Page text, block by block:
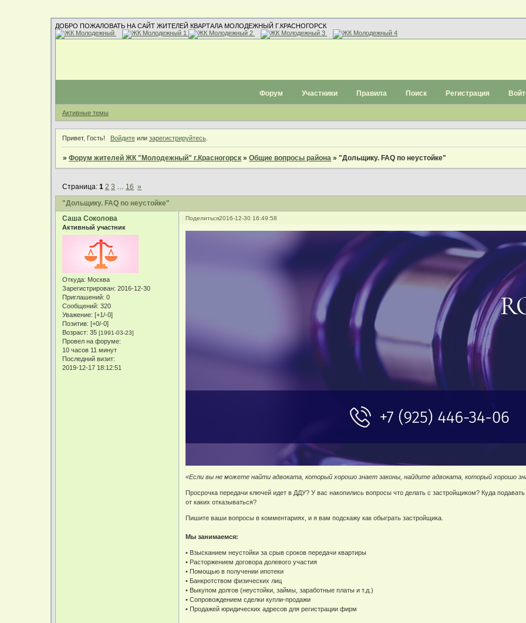
ДОБРО ПОЖАЛОВАТЬ НА САЙТ ЖИТЕЛЕЙ КВАРТАЛА МОЛОДЕЖНЫЙ Г.КРАСНОГОРСК
Форум Участники Правила Поиск Регистрация
Активные темы
Привет, Гость! Войдитеили зарегистрируйтесь.
»Форум жителей ЖК "Молодежный" г.Красногорск »Общие вопросы района »"Дольщику. FAQ по неустойке"
"Дольщику. FAQ по неустойке"
Страница:1 2 3 16 »
Поделиться2016-12-30 16:49:58
Саша Соколова
Активный участник
Откуда: Москва
Зарегистрирован: 2016-12-30
Приглашений: 0
Сообщений: 320
Уважение: [+1/-0]
Позитив: [+0/-0]
Возраст: 35[1991-03-23]
Провел на форуме:
10 часов 11 минут
Последний визит:
2019-12-17 18:12:51
«Если вы не можете найти адвоката, который хорошо знает законы, найдите адвоката, который хорошо
Просрочка передачи ключей идет в ДДУ? У вас накопились вопросы что делать с застройщиком? Куда
от каких отказываться?
Пишите ваши вопросы в комментариях, и я вам подскажу как обыграть застройщика.
Мы занимаемся:
• Взысканием неустойки за срыв сроков передачи квартиры
• Расторжением договора долевого участия
• Помощью в получении ипотеки
• Банкротством физических лиц
• Выкупом долгов (неустойки, займы, заработные платы и т.д.)
• Сопровождением сделки купли-продажи
• Продажей юридических адресов для регистрации фирм